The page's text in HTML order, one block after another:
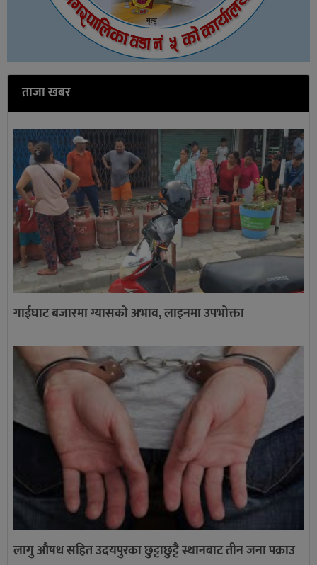
ताजा खबर
गाईघाट बजारमा ग्यासको अभाव, लाइनमा उपभोक्ता
लागु औषध सहित उदयपुरका छुट्टाछुट्टै स्थानबाट तीन जना पक्राउ